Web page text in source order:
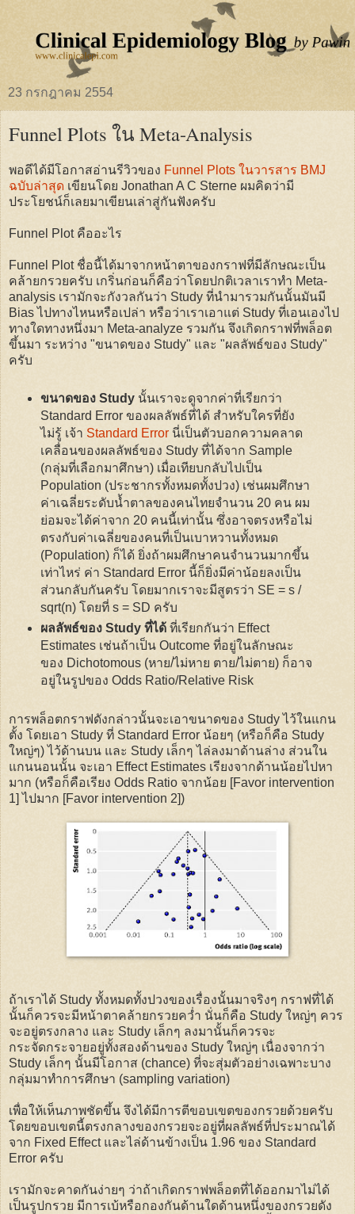
23 กรกฎาคม 2554
Funnel Plots ใน Meta-Analysis
พอดีได้มีโอกาสอ่านรีวิวของ Funnel Plots ในวารสาร BMJ
ฉบับล่าสุด เขียนโดย Jonathan A C Sterne ผมคิดว่ามี
ประโยชน์ก็เลยมาเขียนเล่าสู่กันฟังครับ
Funnel Plot คืออะไร
Funnel Plot ชื่อนี้ได้มาจากหน้าตาของกราฟที่มีลักษณะเป็น
คล้ายกรวยครับ เกริ่นก่อนก็คือว่าโดยปกติเวลาเราทำ Meta-
analysis เรามักจะกังวลกันว่า Study ที่นำมารวมกันนั้นมันมี
Bias ไปทางไหนหรือเปล่า หรือว่าเราเอาแต่ Study ที่เอนเองไป
ทางใดทางหนึ่งมา Meta-analyze รวมกัน จึงเกิดกราฟที่พล็อต
ขึ้นมา ระหว่าง "ขนาดของ Study" และ "ผลลัพธ์ของ Study"
ครับ
ขนาดของ Studyนั้นเราจะดูจากค่าที่เรียกว่า
Standard Error ของผลลัพธ์ที่ได้ สำหรับใครที่ยัง
ไม่รู้ เจ้า Standard Errorนี่เป็นตัวบอกความคลาด
เคลื่อนของผลลัพธ์ของ Study ที่ได้จาก Sample
(กลุ่มที่เลือกมาศึกษา) เมื่อเทียบกลับไปเป็น
Population (ประชากรทั้งหมดทั้งปวง) เช่นผมศึกษา
ค่าเฉลี่ยระดับน้ำตาลของคนไทยจำนวน 20 คน ผม
ย่อมจะได้ค่าจาก 20 คนนี้เท่านั้น ซึ่งอาจตรงหรือไม่
ตรงกับค่าเฉลี่ยของคนที่เป็นเบาหวานทั้งหมด
(Population) ก็ได้ ยิ่งถ้าผมศึกษาคนจำนวนมากขึ้น
เท่าไหร่ ค่า Standard Error นี้ก็ยิ่งมีค่าน้อยลงเป็น
ส่วนกลับกันครับ โดยมากเราจะมีสูตรว่า SE = s /
sqrt(n) โดยที่ s = SD ครับ
ผลลัพธ์ของ Study ที่ได้ที่เรียกกันว่า Effect
Estimates เช่นถ้าเป็น Outcome ที่อยู่ในลักษณะ
ของ Dichotomous (หาย/ไม่หาย ตาย/ไม่ตาย) ก็อาจ
อยู่ในรูปของ Odds Ratio/Relative Risk
การพล็อตกราฟดังกล่าวนั้นจะเอาขนาดของ Study ไว้ในแกน
ตั้ง โดยเอา Study ที่ Standard Error น้อยๆ (หรือก็คือ Study
ใหญ่ๆ) ไว้ด้านบน และ Study เล็กๆ ไล่ลงมาด้านล่าง ส่วนใน
แกนนอนนั้น จะเอา Effect Estimates เรียงจากด้านน้อยไปหา
มาก (หรือก็คือเรียง Odds Ratio จากน้อย [Favor intervention
1] ไปมาก [Favor intervention 2])
ถ้าเราได้ Study ทั้งหมดทั้งปวงของเรื่องนั้นมาจริงๆ กราฟที่ได้
นั้นก็ควรจะมีหน้าตาคล้ายกรวยคว่ำ นั่นก็คือ Study ใหญ่ๆ ควร
จะอยู่ตรงกลาง และ Study เล็กๆ ลงมานั้นก็ควรจะ
กระจัดกระจายอยู่ทั้งสองด้านของ Study ใหญ่ๆ เนื่องจากว่า
Study เล็กๆ นั้นมีโอกาส (chance) ที่จะสุ่มตัวอย่างเฉพาะบาง
กลุ่มมาทำการศึกษา (sampling variation)
เพื่อให้เห็นภาพชัดขึ้น จึงได้มีการตีขอบเขตของกรวยด้วยครับ
โดยขอบเขตนี้ตรงกลางของกรวยจะอยู่ที่ผลลัพธ์ที่ประมาณได้
จาก Fixed Effect และไล่ด้านข้างเป็น 1.96 ของ Standard
Error ครับ
เรามักจะคาดกันง่ายๆ ว่าถ้าเกิดกราฟพล็อตที่ได้ออกมาไม่ได้
เป็นรูปกรวย มีการเบ้หรือกองกันด้านใดด้านหนึ่งของกรวยดัง